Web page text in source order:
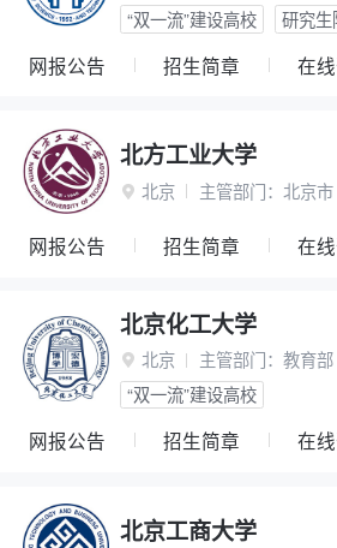
“双一流”建设高校
研究生
网报公告 招生简章 在
北方工业大学
 北京 主管部门： 北京市
网报公告 招生简章 在
北京化工大学
 北京 主管部门： 教育部
“双一流”建设高校
网报公告 招生简章 在
北京工商大学